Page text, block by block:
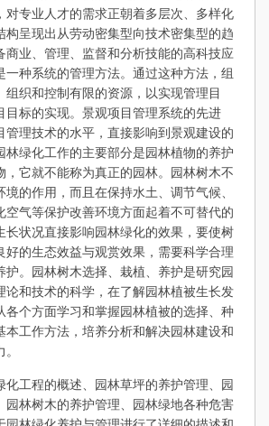
对专业人才的需求正朝着多层次、多样化
构呈现出从劳动密集型向技术密集型的趋
商业、管理、监督和分析技能的高科技应
一种系统的管理方法。通过这种方法，组
组织和控制有限的资源，以实现管理目
目标的实现。景观项目管理系统的先进
管理技术的水平，直接影响到景观建设的
林绿化工作的主要部分是园林植物的养护
，它就不能称为真正的园林。园林树木不
的作用，而且在保持水土、调节气候、
空气等保护改善环境方面起着不可替代的
长状况直接影响园林绿化的效果，要使树
好的生态效益与观赏效果，需要科学合理
护。园林树木选择、栽植、养护是研究园
论和技术的科学，在了解园林植被生长发
各个方面学习和掌握园林植被的选择、种
本工作方法，培养分析和解决园林建设和
工程的概述、园林草坪的养护管理、园
园林树木的养护管理、园林绿地各种危害